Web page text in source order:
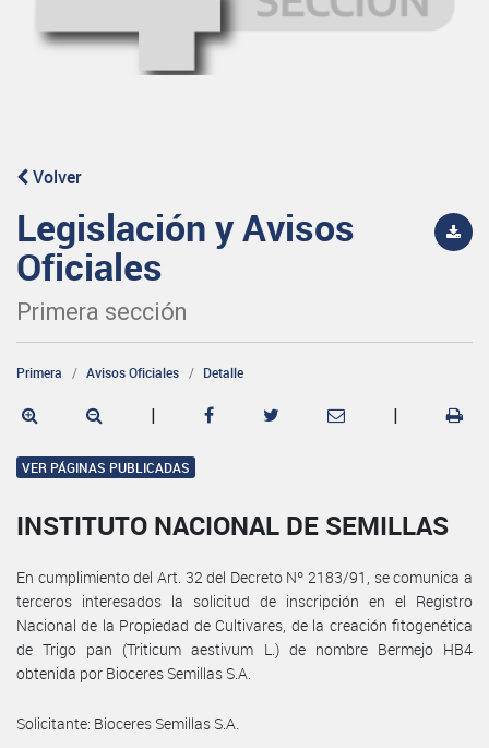
Volver
Legislación y Avisos
Oficiales
Primera sección
Primera Avisos Oficiales Detalle
| |
VER PÁGINAS PUBLICADAS
INSTITUTO NACIONAL DE SEMILLAS
En cumplimiento del Art. 32 del Decreto Nº 2183/91, se comunica a
terceros interesados la solicitud de inscripción en el Registro
Nacional de la Propiedad de Cultivares, de la creación fitogenética
de Trigo pan (Triticum aestivum L.) de nombre Bermejo HB4
obtenida por Bioceres Semillas S.A.
Solicitante: Bioceres Semillas S.A.